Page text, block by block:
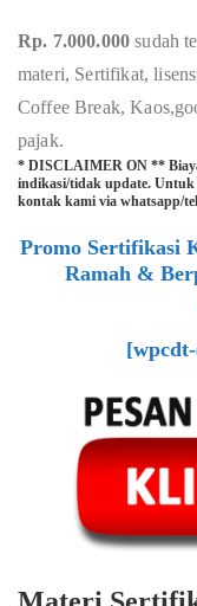
Rp. 7.000.000sudah
materi, Sertifikat,
Coffee Break,
pajak.
* DISCLAIMER ON **
indikasi/tidak update.
kontak kami via whatsapp/
Promo Sertifikasi
Ramah &